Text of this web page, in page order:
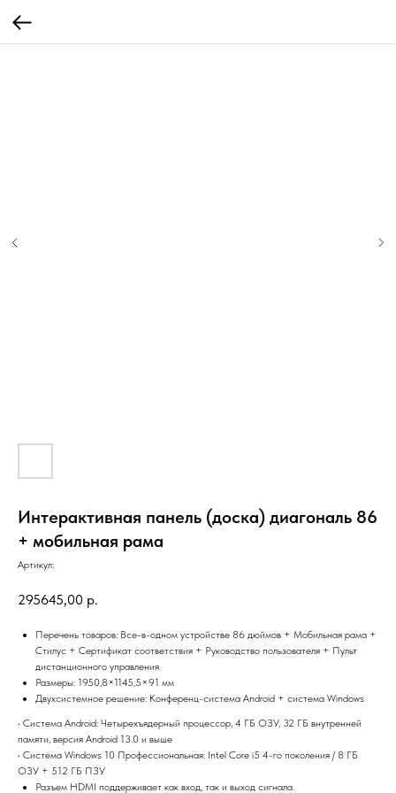
Интерактивная панель (доска) диагональ 86
+ мобильная рама
Артикул:
295645,00 р.
Перечень товаров: Все-в-одном устройстве 86 дюймов + Мобильная рама +
Стилус + Сертификат соответствия + Руководство пользователя + Пульт
дистанционного управления
Размеры: 1950,8×1145,5×91 мм
Двухсистемное решение: Конференц-система Android + система Windows
• Система Android: Четырехъядерный процессор, 4 ГБ ОЗУ, 32 ГБ внутренней
памяти, версия Android 13.0 и выше
• Система Windows 10 Профессиональная: Intel Core i5 4-го поколения / 8 ГБ
ОЗУ + 512 ГБ ПЗУ
Разъем HDMI поддерживает как вход, так и выход сигнала.